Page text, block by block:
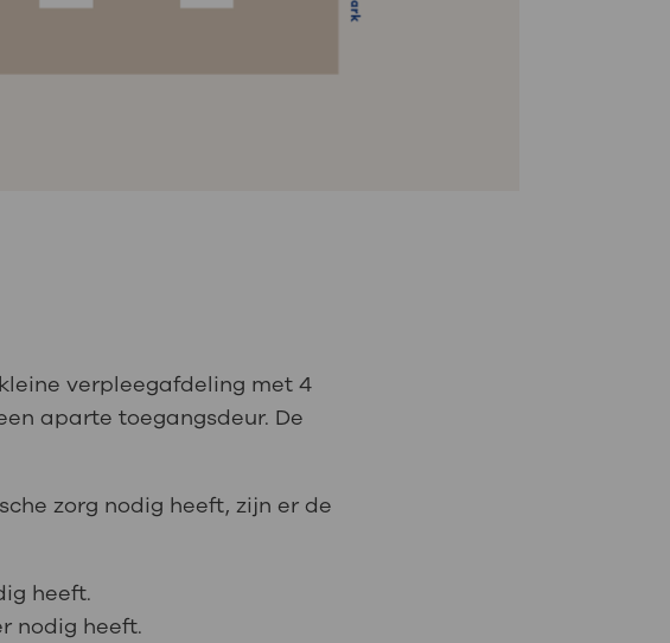
verpleegafdeling met 4
aparte toegangsdeur. De
zorg nodig heeft, zijn er de
heeft.
nodig heeft.